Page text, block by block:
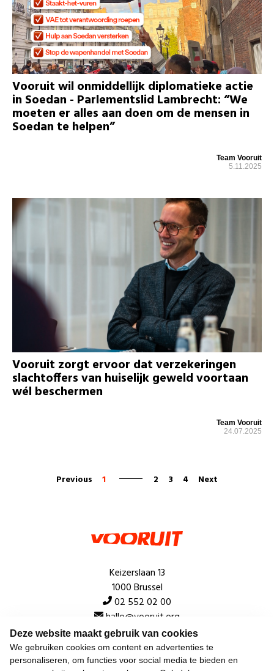
Deze website maakt gebruik van cookies
We gebruiken cookies om content en advertenties te
personaliseren, om functies voor social media te bieden en
Vooruit wil onmiddellijk diplomatieke actie
in Soedan - Parlementslid Lambrecht: “We
moeten er alles aan doen om de mensen in
Soedan te helpen”
Team Vooruit
5.11.2025
Vooruit zorgt ervoor dat verzekeringen
slachtoffers van huiselijk geweld voortaan
wél beschermen
Team Vooruit
24.07.2025
Previous 1 2 3 4 Next
Keizerslaan 13
1000 Brussel
02 552 02 00
hallo@vooruit.org
Snel